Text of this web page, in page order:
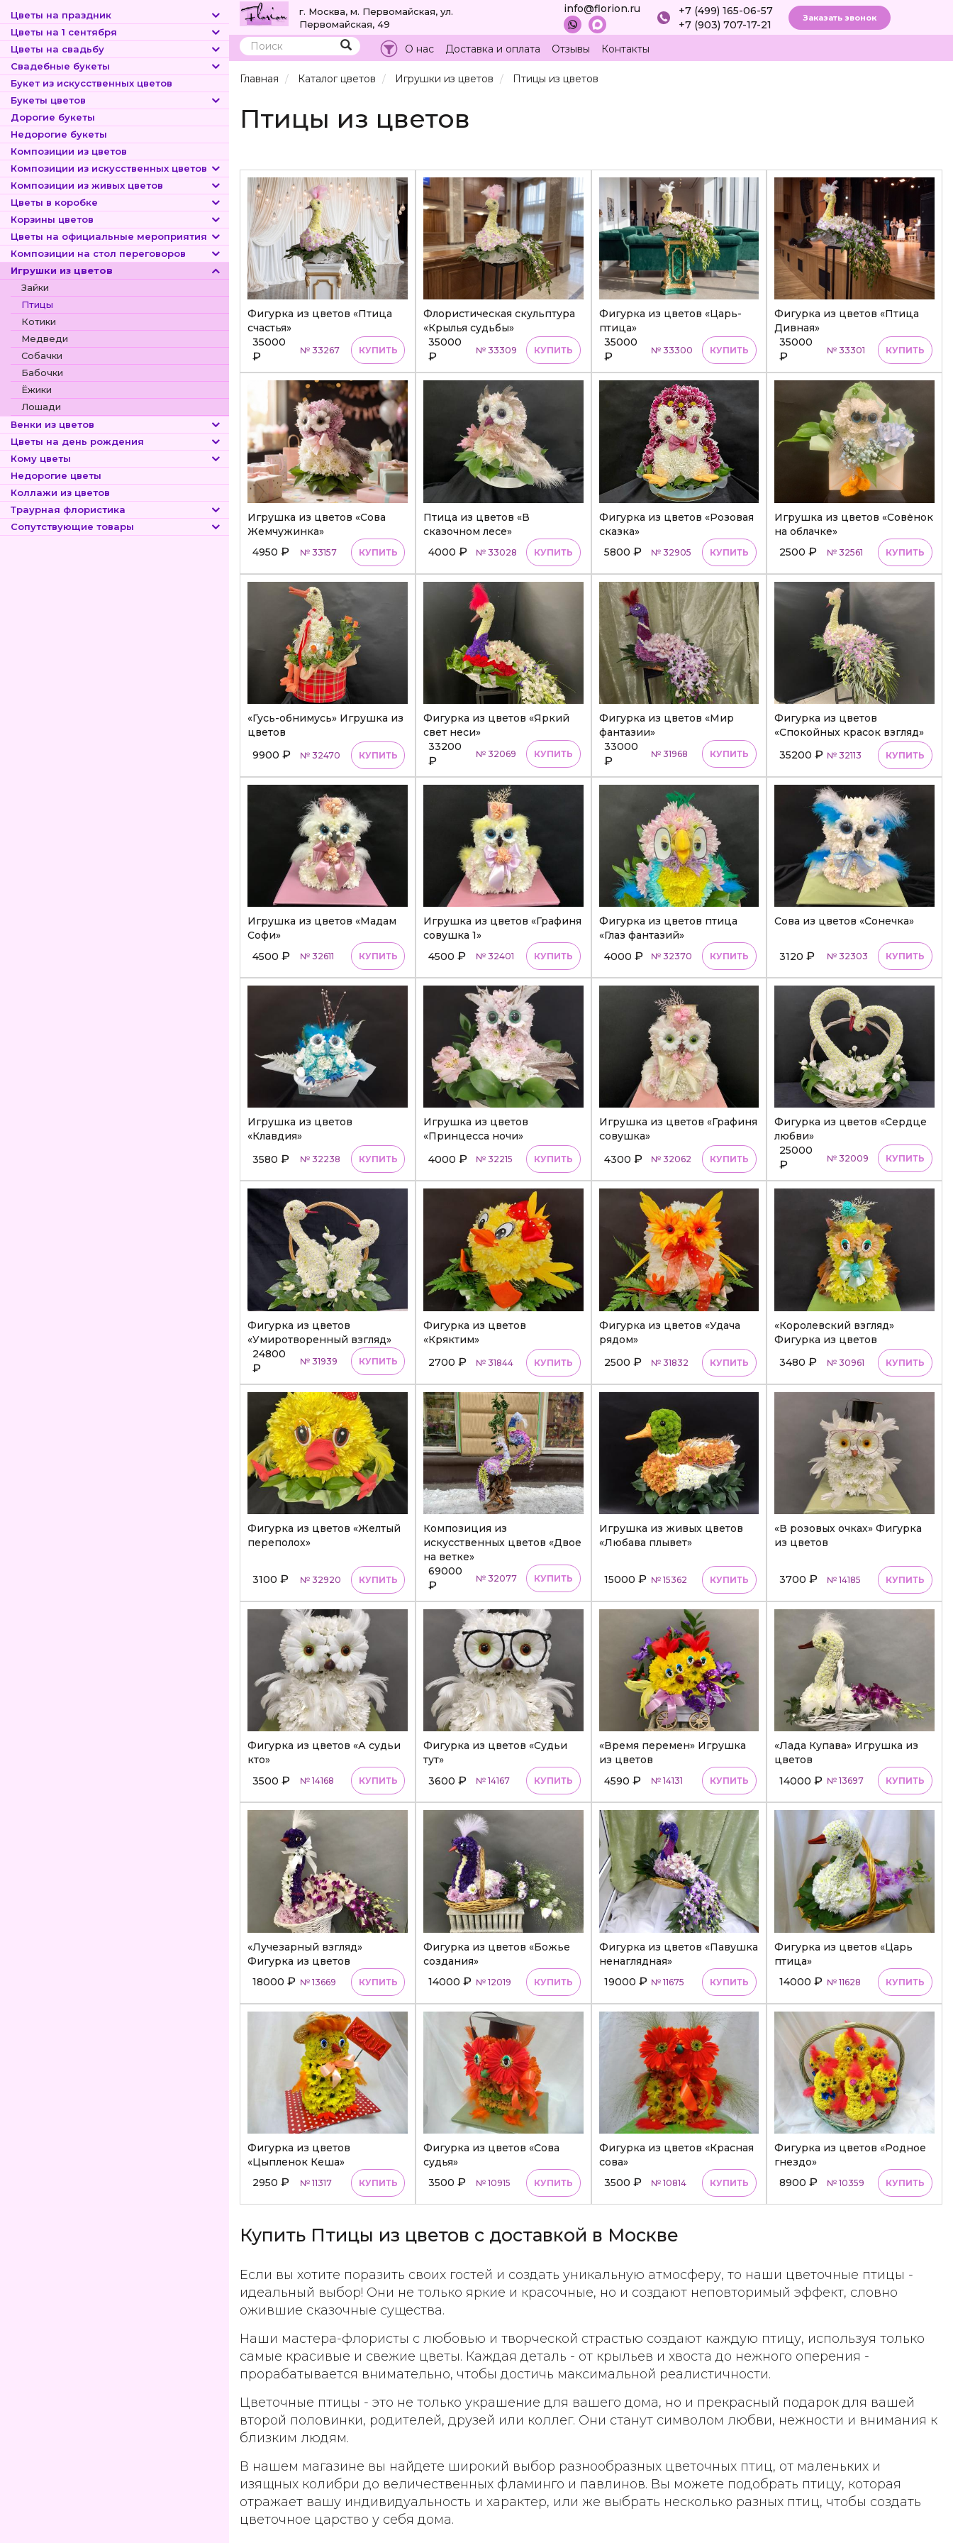
Цветы на праздник
Цветы на 1 сентября
Цветы на свадьбу
Свадебные букеты
Букет из искусственных цветов
Букеты цветов
Дорогие букеты
Недорогие букеты
Композиции из цветов
Композиции из искусственных цветов
Композиции из живых цветов
Цветы в коробке
Корзины цветов
Цветы на официальные мероприятия
Композиции на стол переговоров
Игрушки из цветов
Зайки
Птицы
Котики
Медведи
Собачки
Бабочки
Ёжики
Лошади
Венки из цветов
Цветы на день рождения
Кому цветы
Недорогие цветы
Коллажи из цветов
Траурная флористика
Сопутствующие товары
г. Москва, м. Первомайская, ул.
Первомайская, 49
info@florion.ru
+7 (499) 165-06-57
+7 (903) 707-17-21
Заказать звонок
Поиск
О нас Доставка и оплата Отзывы Контакты
Главная Каталог цветов Игрушки из цветов Птицы из цветов
Птицы из цветов
Фигурка из цветов «Птица
счастья»
35000
₽ № 33267 КУПИТЬ
Флористическая скульптура
«Крылья судьбы»
35000
₽ № 33309 КУПИТЬ
Фигурка из цветов «Царь-
птица»
35000
₽ № 33300 КУПИТЬ
Фигурка из цветов «Птица
Дивная»
35000
₽ № 33301 КУПИТЬ
Игрушка из цветов «Сова
Жемчужинка»
4950 ₽ № 33157 КУПИТЬ
Птица из цветов «В
сказочном лесе»
4000 ₽ № 33028 КУПИТЬ
Фигурка из цветов «Розовая
сказка»
5800 ₽ № 32905 КУПИТЬ
Игрушка из цветов «Совёнок
на облачке»
2500₽ № 32561 КУПИТЬ
«Гусь-обнимусь» Игрушка из
цветов
9900 ₽ № 32470 КУПИТЬ
Фигурка из цветов «Яркий
свет неси»
33200
₽ № 32069 КУПИТЬ
Фигурка из цветов «Мир
фантазии»
33000
₽ № 31968 КУПИТЬ
Фигурка из цветов
«Спокойных красок взгляд»
35200₽ № 32113 КУПИТЬ
Игрушка из цветов «Мадам
Софи»
4500 ₽ № 32611 КУПИТЬ
Игрушка из цветов «Графиня
совушка 1»
4500 ₽ № 32401 КУПИТЬ
Фигурка из цветов птица
«Глаз фантазий»
4000 ₽ № 32370 КУПИТЬ
Сова из цветов «Сонечка»
3120₽ № 32303 КУПИТЬ
Игрушка из цветов
«Клавдия»
3580 ₽ № 32238 КУПИТЬ
Игрушка из цветов
«Принцесса ночи»
4000 ₽ № 32215 КУПИТЬ
Игрушка из цветов «Графиня
совушка»
4300 ₽ № 32062 КУПИТЬ
Фигурка из цветов «Сердце
любви»
25000
₽ № 32009 КУПИТЬ
Фигурка из цветов
«Умиротворенный взгляд»
24800
₽ № 31939 КУПИТЬ
Фигурка из цветов
«Кряктим»
2700 ₽ № 31844 КУПИТЬ
Фигурка из цветов «Удача
рядом»
2500 ₽ № 31832 КУПИТЬ
«Королевский взгляд»
Фигурка из цветов
3480₽ № 30961 КУПИТЬ
Фигурка из цветов «Желтый
переполох»
3100 ₽ № 32920 КУПИТЬ
Композиция из
искусственных цветов «Двое
на ветке»
69000
₽ № 32077 КУПИТЬ
Игрушка из живых цветов
«Любава плывет»
15000 ₽ № 15362 КУПИТЬ
«В розовых очках» Фигурка
из цветов
3700₽ № 14185 КУПИТЬ
Фигурка из цветов «А судьи
кто»
3500 ₽ № 14168 КУПИТЬ
Фигурка из цветов «Судьи
тут»
3600 ₽ № 14167 КУПИТЬ
«Время перемен» Игрушка
из цветов
4590 ₽ № 14131 КУПИТЬ
«Лада Купава» Игрушка из
цветов
14000₽ № 13697 КУПИТЬ
«Лучезарный взгляд»
Фигурка из цветов
18000 ₽ № 13669 КУПИТЬ
Фигурка из цветов «Божье
создания»
14000 ₽ № 12019 КУПИТЬ
Фигурка из цветов «Павушка
ненаглядная»
19000 ₽ № 11675 КУПИТЬ
Фигурка из цветов «Царь
птица»
14000₽ № 11628 КУПИТЬ
Фигурка из цветов
«Цыпленок Кеша»
2950 ₽ № 11317 КУПИТЬ
Фигурка из цветов «Сова
судья»
3500 ₽ № 10915 КУПИТЬ
Фигурка из цветов «Красная
сова»
3500 ₽ № 10814 КУПИТЬ
Фигурка из цветов «Родное
гнездо»
8900₽ № 10359 КУПИТЬ
Купить Птицы из цветов с доставкой в Москве
Если вы хотите поразить своих гостей и создать уникальную атмосферу, то наши цветочные птицы -
идеальный выбор! Они не только яркие и красочные, но и создают неповторимый эффект, словно
ожившие сказочные существа.
Наши мастера-флористы с любовью и творческой страстью создают каждую птицу, используя только
самые красивые и свежие цветы. Каждая деталь - от крыльев и хвоста до нежного оперения -
прорабатывается внимательно, чтобы достичь максимальной реалистичности.
Цветочные птицы - это не только украшение для вашего дома, но и прекрасный подарок для вашей
второй половинки, родителей, друзей или коллег. Они станут символом любви, нежности и внимания к
близким людям.
В нашем магазине вы найдете широкий выбор разнообразных цветочных птиц, от маленьких и
изящных колибри до величественных фламинго и павлинов. Вы можете подобрать птицу, которая
отражает вашу индивидуальность и характер, или же выбрать несколько разных птиц, чтобы создать
цветочное царство у себя дома.